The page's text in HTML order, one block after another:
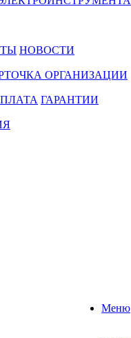
НОВОСТИ
ОРГАНИЗАЦИИ
ГАРАНТИИ
Меню